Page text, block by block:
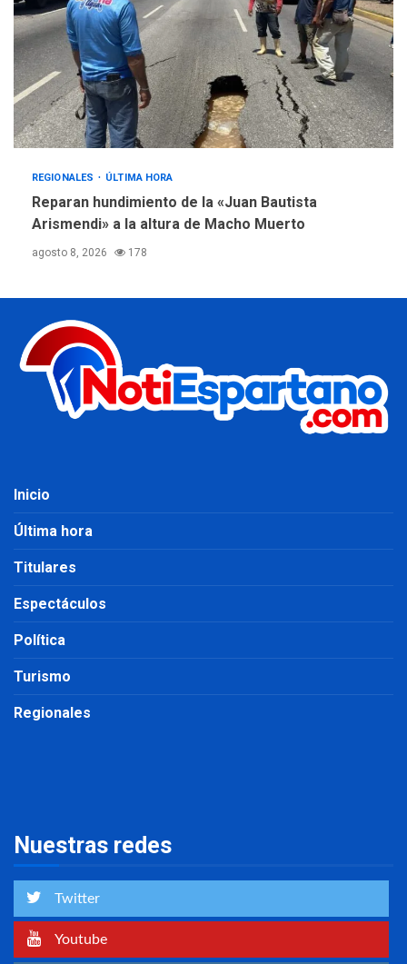
REGIONALES ÚLTIMA HORA
Reparan hundimiento de la «Juan Bautista
Arismendi» a la altura de Macho Muerto
agosto 8, 2026 178
Inicio
Última hora
Titulares
Espectáculos
Política
Turismo
Regionales
Nuestras redes
Twitter
Youtube